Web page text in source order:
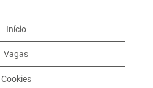
Início
Vagas
Cookies